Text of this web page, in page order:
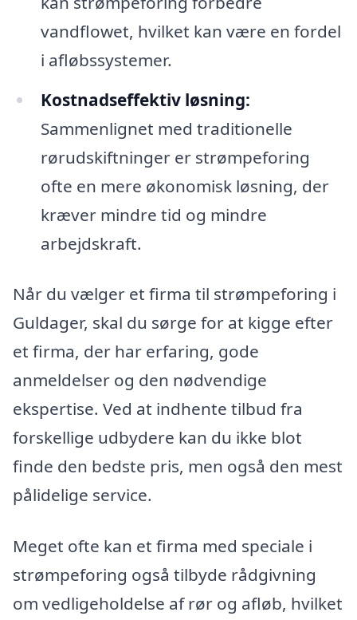
vandflowet, hvilket kan være en fordel
i afløbssystemer.
Kostnadseffektiv løsning:
Sammenlignet med traditionelle
rørudskiftninger er strømpeforing
ofte en mere økonomisk løsning, der
kræver mindre tid og mindre
arbejdskraft.
Når du vælger et firma til strømpeforing i
Guldager, skal du sørge for at kigge efter
et firma, der har erfaring, gode
anmeldelser og den nødvendige
ekspertise. Ved at indhente tilbud fra
forskellige udbydere kan du ikke blot
finde den bedste pris, men også den mest
pålidelige service.
Meget ofte kan et firma med speciale i
strømpeforing også tilbyde rådgivning
om vedligeholdelse af rør og afløb, hvilket